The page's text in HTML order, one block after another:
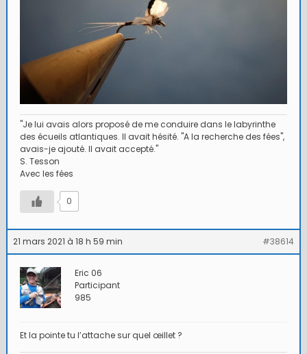
"Je lui avais alors proposé de me conduire dans le labyrinthe
des écueils atlantiques. Il avait hésité. "A la recherche des fées",
avais-je ajouté. Il avait accepté."
S. Tesson
Avec les fées
0
21 mars 2021 à 18 h 59 min #38614
Eric 06
Participant
985
Et la pointe tu l’attache sur quel œillet ?